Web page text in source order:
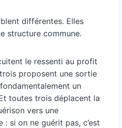
différentes. Elles
structure commune.
le ressenti au profit
proposent une sortie
un
toutes trois déplacent la
vers une
si on ne guérit pas, c’est